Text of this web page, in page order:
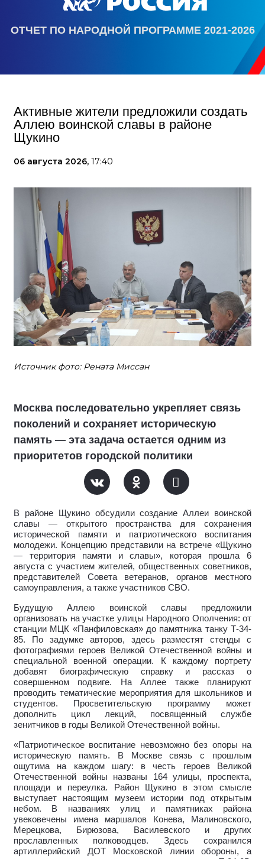
ОТЧЕТ ПО НАРОДНОЙ ПРОГРАММЕ 2021-2026
Активные жители предложили создать
Аллею воинской славы в районе
Щукино
06 августа 2026, 17:40
Источник фото: Рената Миссан
Москва последовательно укрепляет связь
поколений и сохраняет историческую
память — эта задача остается одним из
приоритетов городской политики
В районе Щукино обсудили создание Аллеи воинской
славы — открытого пространства для сохранения
исторической памяти и патриотического воспитания
молодежи. Концепцию представили на встрече «Щукино
— территория памяти и славы», которая прошла 6
августа с участием жителей, общественных советников,
представителей Совета ветеранов, органов местного
самоуправления, а также участников СВО.
Будущую Аллею воинской славы предложили
организовать на участке улицы Народного Ополчения: от
станции МЦК «Панфиловская» до памятника танку Т-34-
85. По задумке авторов, здесь разместят стенды с
фотографиями героев Великой Отечественной войны и
специальной военной операции. К каждому портрету
добавят биографическую справку и рассказ о
совершенном подвиге. На Аллее также планируют
проводить тематические мероприятия для школьников и
студентов. Просветительскую программу может
дополнить цикл лекций, посвященный службе
зенитчиков в годы Великой Отечественной войны.
«Патриотическое воспитание невозможно без опоры на
историческую память. В Москве связь с прошлым
ощутима на каждом шагу: в честь героев Великой
Отечественной войны названы 164 улицы, проспекта,
площади и переулка. Район Щукино в этом смысле
выступает настоящим музеем истории под открытым
небом. В названиях улиц и памятниках района
увековечены имена маршалов Конева, Малиновского,
Мерецкова, Бирюзова, Василевского и других
прославленных полководцев. Здесь сохранился
артиллерийский ДОТ Московской линии обороны, а